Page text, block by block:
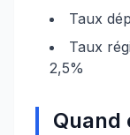
Taux
Taux
2,5%
Quand